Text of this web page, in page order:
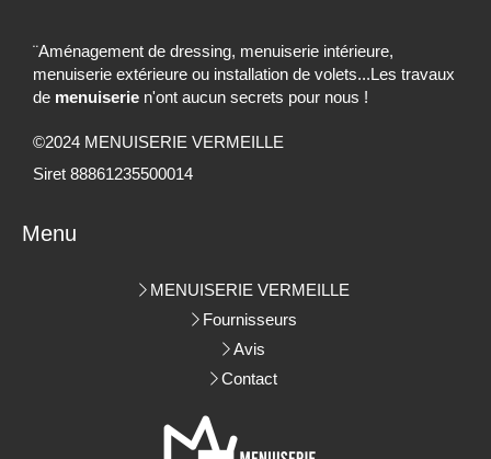
¨Aménagement de dressing, menuiserie intérieure,
menuiserie extérieure ou installation de volets...Les travaux
de menuiserie n'ont aucun secrets pour nous !
©2024 MENUISERIE VERMEILLE
Siret 88861235500014
Menu
MENUISERIE VERMEILLE
Fournisseurs
Avis
Contact